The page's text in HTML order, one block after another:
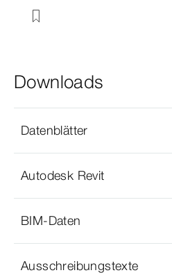
Downloads
Datenblätter
Autodesk Revit
BIM-Daten
Ausschreibungstexte